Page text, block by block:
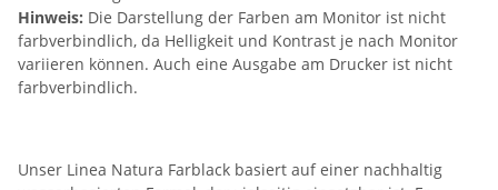
Hinweis: Die Darstellung der Farben am Monitor ist nicht
farbverbindlich, da Helligkeit und Kontrast je nach Monitor
variieren können. Auch eine Ausgabe am Drucker ist nicht
farbverbindlich.
Unser Linea Natura Farblack basiert auf einer nachhaltig